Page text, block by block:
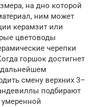
на дно которой
ним может
керамзит или
цветоводы
черепки
горшок достигнет
смену верхних 3–
подбирают